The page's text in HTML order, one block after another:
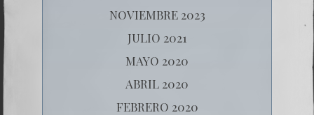
NOVIEMBRE 2023
JULIO 2021
MAYO 2020
ABRIL 2020
FEBRERO 2020